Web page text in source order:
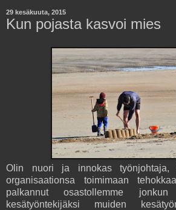
29 kesäkuuta, 2015
Kun pojasta kasvoi mies
Olin nuori ja innokas
organisaationsa toimimaan
palkannut osastollemme
kesätyöntekijäksi muiden